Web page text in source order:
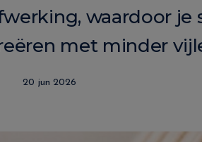
waardoor je
met minder
20 jun 2026